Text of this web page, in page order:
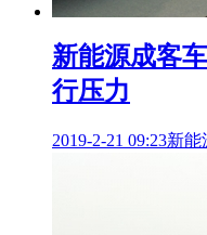
新能源成客
行压力
2019-2-21 09:23新能